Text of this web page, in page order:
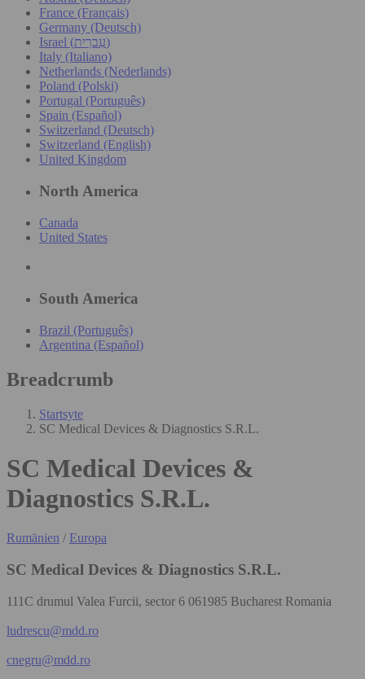
France (Français)
Germany (Deutsch)
Israel (עִברִית)
Italy (Italiano)
Netherlands (Nederlands)
Poland (Polski)
Portugal (Português)
Spain (Español)
Switzerland (Deutsch)
Switzerland (English)
United Kingdom
North America
Canada
United States
South America
Brazil (Português)
Argentina (Español)
Breadcrumb
Startsyte
SC Medical Devices & Diagnostics S.R.L.
SC Medical Devices &
Diagnostics S.R.L.
Rumänien / Europa
SC Medical Devices & Diagnostics S.R.L.
111C drumul Valea Furcii, sector 6 061985 Bucharest Romania
ludrescu@mdd.ro
cnegru@mdd.ro